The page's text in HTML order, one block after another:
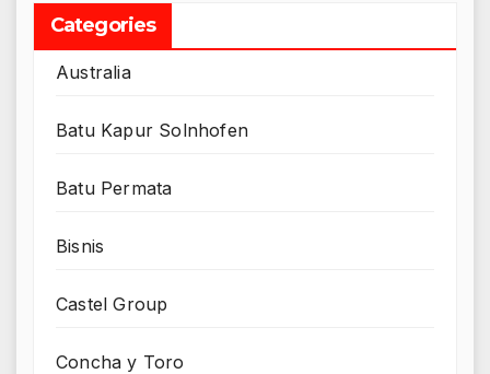
Categories
Australia
Batu Kapur Solnhofen
Batu Permata
Bisnis
Castel Group
Concha y Toro